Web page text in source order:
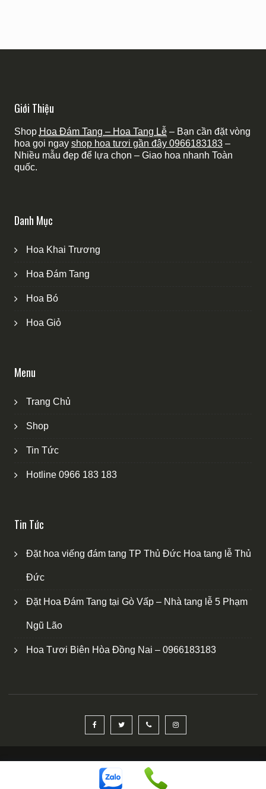
Giới Thiệu
Shop Hoa Đám Tang – Hoa Tang Lễ– Bạn cần đặt vòng
hoa gọi ngay shop hoa tươi gần đây 0966183183–
Nhiều mẫu đẹp để lựa chọn – Giao hoa nhanh Toàn
quốc.
Danh Mục
Hoa Khai Trương
Hoa Đám Tang
Hoa Bó
Hoa Giỏ
Menu
Trang Chủ
Shop
Tin Tức
Hotline 0966 183 183
Tin Tức
Đặt hoa viếng đám tang TP Thủ Đức Hoa tang lễ Thủ
Đức
Đặt Hoa Đám Tang tại Gò Vấp – Nhà tang lễ 5 Phạm
Ngũ Lão
Hoa Tươi Biên Hòa Đồng Nai – 0966183183
Copyright © HOA ĐÁM TANG